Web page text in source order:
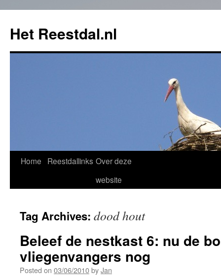
Het Reestdal.nl
Skip
Home Reestdallinks Over deze
website
Tag Archives: dood hout
Beleef de nestkast 6: nu de
vliegenvangers nog
Posted on 03/06/2010byJan